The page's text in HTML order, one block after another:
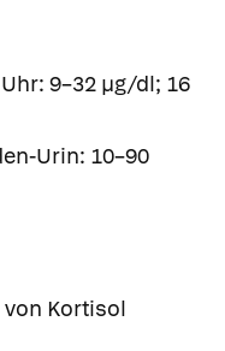
9–32 µg/dl; 16
Urin: 10–90
Kortisol